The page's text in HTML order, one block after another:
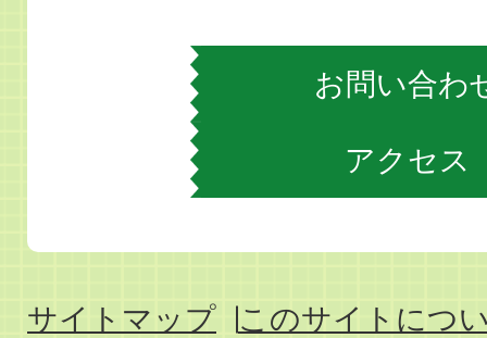
お問い合わ
アクセス
サイトマップ
このサイトにつ